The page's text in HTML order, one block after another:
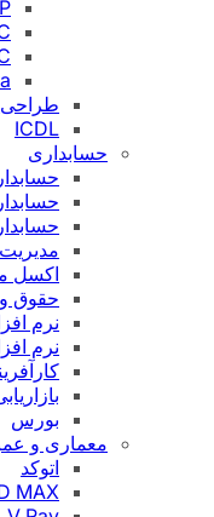
ICDL
حسابداری
اکسل
حقوق
نرم
نرم
بورس
معماری و
اتوکد
MAX